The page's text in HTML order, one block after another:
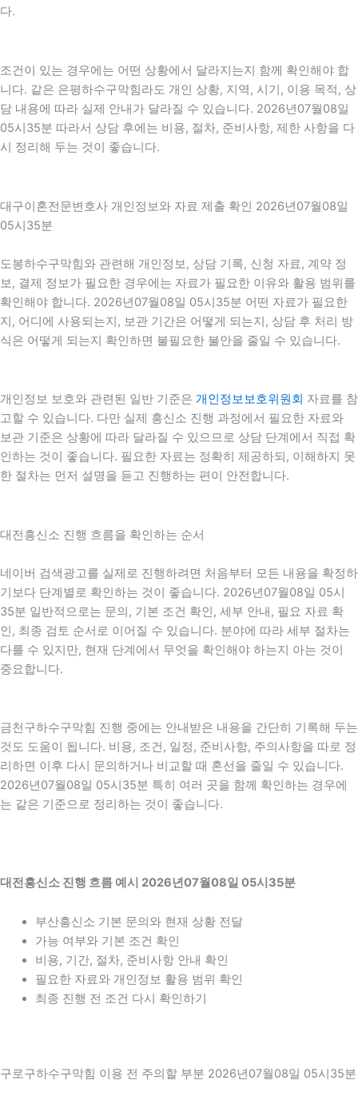
다.
조건이 있는 경우에는 어떤 상황에서 달라지는지 함께 확인해야 합
니다. 같은 은평하수구막힘라도 개인 상황, 지역, 시기, 이용 목적, 상
담 내용에 따라 실제 안내가 달라질 수 있습니다. 2026년07월08일
05시35분 따라서 상담 후에는 비용, 절차, 준비사항, 제한 사항을 다
시 정리해 두는 것이 좋습니다.
대구이혼전문변호사 개인정보와 자료 제출 확인 2026년07월08일
05시35분
도봉하수구막힘와 관련해 개인정보, 상담 기록, 신청 자료, 계약 정
보, 결제 정보가 필요한 경우에는 자료가 필요한 이유와 활용 범위를
확인해야 합니다. 2026년07월08일 05시35분 어떤 자료가 필요한
지, 어디에 사용되는지, 보관 기간은 어떻게 되는지, 상담 후 처리 방
식은 어떻게 되는지 확인하면 불필요한 불안을 줄일 수 있습니다.
개인정보 보호와 관련된 일반 기준은 개인정보보호위원회 자료를 참
고할 수 있습니다. 다만 실제 흥신소 진행 과정에서 필요한 자료와
보관 기준은 상황에 따라 달라질 수 있으므로 상담 단계에서 직접 확
인하는 것이 좋습니다. 필요한 자료는 정확히 제공하되, 이해하지 못
한 절차는 먼저 설명을 듣고 진행하는 편이 안전합니다.
대전흥신소 진행 흐름을 확인하는 순서
네이버 검색광고를 실제로 진행하려면 처음부터 모든 내용을 확정하
기보다 단계별로 확인하는 것이 좋습니다. 2026년07월08일 05시
35분 일반적으로는 문의, 기본 조건 확인, 세부 안내, 필요 자료 확
인, 최종 검토 순서로 이어질 수 있습니다. 분야에 따라 세부 절차는
다를 수 있지만, 현재 단계에서 무엇을 확인해야 하는지 아는 것이
중요합니다.
금천구하수구막힘 진행 중에는 안내받은 내용을 간단히 기록해 두는
것도 도움이 됩니다. 비용, 조건, 일정, 준비사항, 주의사항을 따로 정
리하면 이후 다시 문의하거나 비교할 때 혼선을 줄일 수 있습니다.
2026년07월08일 05시35분 특히 여러 곳을 함께 확인하는 경우에
는 같은 기준으로 정리하는 것이 좋습니다.
대전흥신소 진행 흐름 예시 2026년07월08일 05시35분
부산흥신소 기본 문의와 현재 상황 전달
가능 여부와 기본 조건 확인
비용, 기간, 절차, 준비사항 안내 확인
필요한 자료와 개인정보 활용 범위 확인
최종 진행 전 조건 다시 확인하기
구로구하수구막힘 이용 전 주의할 부분 2026년07월08일 05시35분